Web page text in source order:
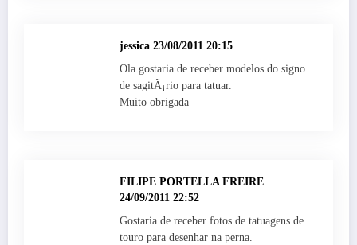
jessica 23/08/2011 20:15
Ola gostaria de receber modelos do signo
de sagitÃ¡rio para tatuar.
Muito obrigada
FILIPE PORTELLA FREIRE
24/09/2011 22:52
Gostaria de receber fotos de tatuagens de
touro para desenhar na perna.